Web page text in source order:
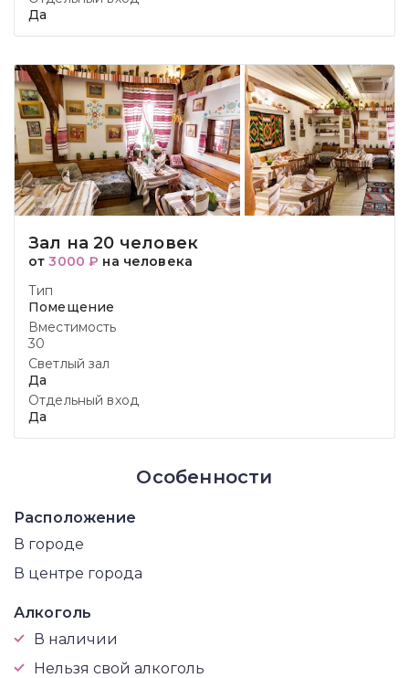
Да
Зал на 20 человек
от3000 ₽ на человека
Тип
Помещение
Вместимость
30
Светлый зал
Да
Отдельный вход
Да
Особенности
Расположение
В городе
В центре города
Алкоголь
В наличии
Нельзя свой алкоголь